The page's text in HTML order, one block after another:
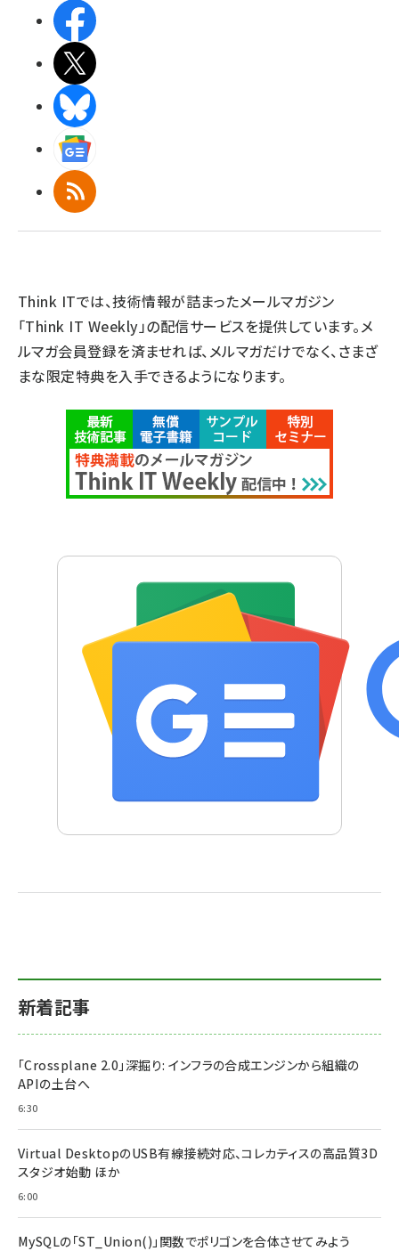
RSS
Think ITでは、技術情報が詰まったメールマガジン
「Think IT Weekly」の配信サービスを提供しています。メ
ルマガ会員登録を済ませれば、メルマガだけでなく、さまざ
まな限定特典を入手できるようになります。
新着記事
「Crossplane 2.0」深掘り: インフラの合成エンジンから組織の
APIの土台へ
6:30
Virtual DesktopのUSB有線接続対応、コレカティスの高品質3D
スタジオ始動 ほか
6:00
MySQLの「ST_Union()」関数でポリゴンを合体させてみよう